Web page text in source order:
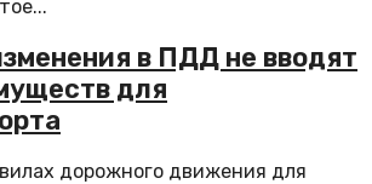
в ПДД не вводят
для
дорожного движения для